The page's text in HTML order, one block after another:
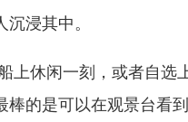
浸其中。
上休闲一刻，或者自选
棒的是可以在观景台看